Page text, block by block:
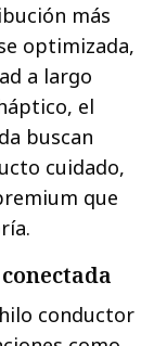
más
optimizada,
a largo
el
buscan
cuidado,
que
conductor